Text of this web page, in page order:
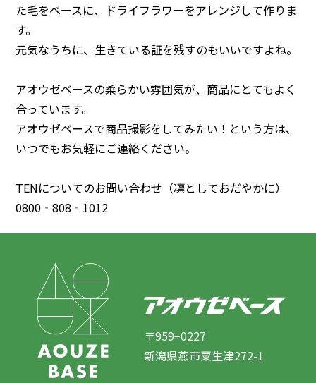
た毛をベースに、ドライフラワーをアレンジして作りま
す。
元気なうちに、生きている証を残すのもいいですよね。
アオウゼベースの柔らかい雰囲気が、商品にとてもよく
合っています。
アオウゼベースで商品撮影をしてみたい！という方は、
いつでもお気軽にご連絡ください。
TENについてのお問い合わせ（凛としておだやかに）
0800‐808‐1012
〒959−0227
新潟県燕市粟生津272-1